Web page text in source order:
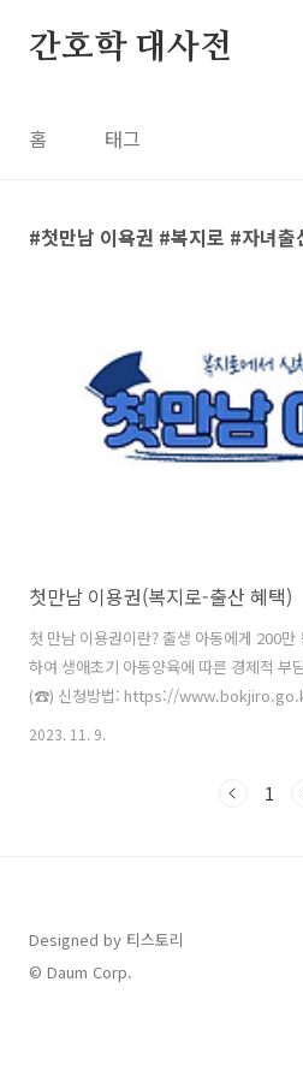
간호학 대사전
홈 태그
첫만남 이욕권 #복지로 #자녀
첫만남 이용권(복지로-출산 혜택)
첫 만남 이용권이란? 출생 아동에게 200만
하여 생애초기 아동양육에 따른 경제적 부
(☎) 신청방법: https://
형 : 현금지급,전자바우처 지원대상 2022년
서비스내용: (지원금액) 출생아당 200만
2023. 11. 9.
1
Designed by 티스토리
© Daum Corp.